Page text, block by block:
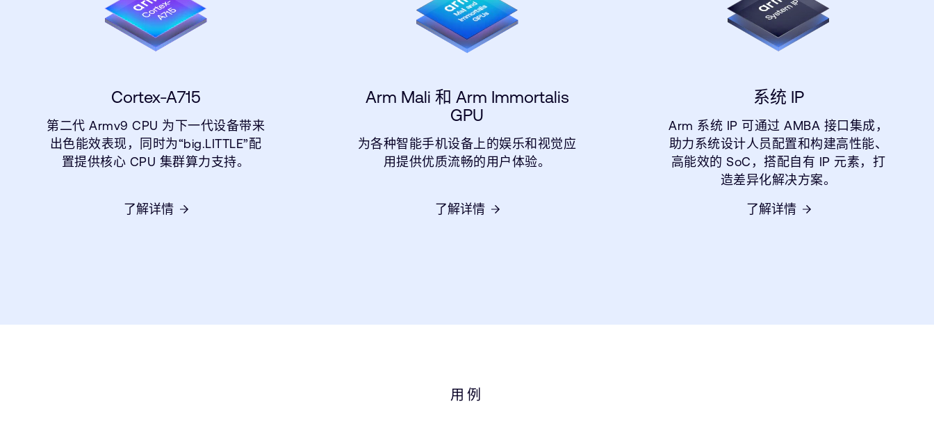
Cortex-A715
第二代 Armv9 CPU 为下一代设备带来
出色能效表现，同时为“big.LITTLE”配
置提供核心 CPU 集群算力支持。
了解详情
Arm Mali 和 Arm Immortalis
GPU
为各种智能手机设备上的娱乐和视觉应
用提供优质流畅的用户体验。
了解详情
系统 IP
Arm 系统 IP 可通过 AMBA 接口集成，
助力系统设计人员配置和构建高性能、
高能效的 SoC，搭配自有 IP 元素，打
造差异化解决方案。
了解详情
用例